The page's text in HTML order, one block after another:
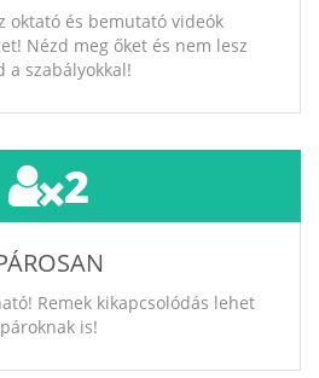
oktató és bemutató videók
Nézd meg őket és nem lesz
a szabályokkal!
2
Remek kikapcsolódás lehet
pároknak is!